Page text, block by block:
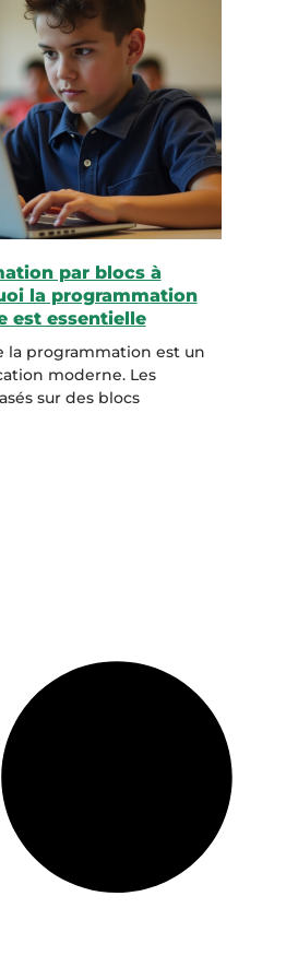
par blocs à
la programmation
est essentielle
la programmation est un
moderne. Les
sur des blocs